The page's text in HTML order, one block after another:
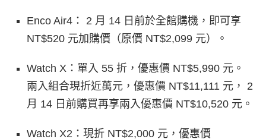
Enco Air4： 2 月 14 日前於全館購機，即可享
NT$520 元加購價（原價 NT$2,099 元）。
Watch X：單入 55 折，優惠價 NT$5,990 元。
兩入組合現折近萬元，優惠價 NT$11,111 元， 2
月 14 日前購買再享兩入優惠價 NT$10,520 元。
Watch X2：現折 NT$2,000 元，優惠價